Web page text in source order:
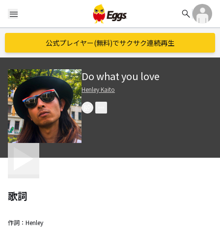
menu search
公式プレイヤー(無料)でサクサク連続再生
Do what you love
Henley Kaito
歌詞
作詞： Henley